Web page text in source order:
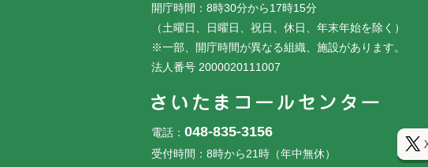
開庁時間：8時30分から17時15分
（土曜日、日曜日、祝日、休日、年末年始を除く）
※一部、開庁時間が異なる組織、施設があります。
法人番号 2000020111007
電話： 048-835-3156
受付時間：8時から21時（年中無休）